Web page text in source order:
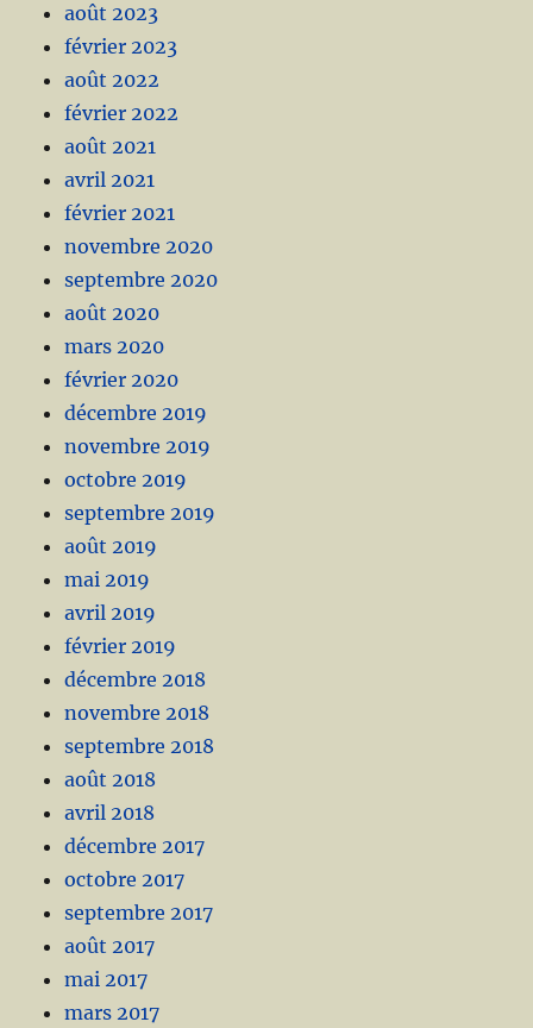
août 2023
février 2023
août 2022
février 2022
août 2021
avril 2021
février 2021
novembre 2020
septembre 2020
août 2020
mars 2020
février 2020
décembre 2019
novembre 2019
octobre 2019
septembre 2019
août 2019
mai 2019
avril 2019
février 2019
décembre 2018
novembre 2018
septembre 2018
août 2018
avril 2018
décembre 2017
octobre 2017
septembre 2017
août 2017
mai 2017
mars 2017